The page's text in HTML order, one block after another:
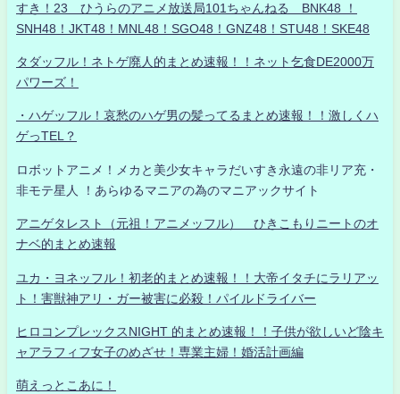
すき！23 ひうらのアニメ放送局101ちゃんねる BNK48 ！
SNH48！JKT48！MNL48！SGO48！GNZ48！STU48！SKE48
タダッフル！ネトゲ廃人的まとめ速報！！ネット乞食DE2000万
パワーズ！
・ハゲッフル！哀愁のハゲ男の髪ってるまとめ速報！！激しくハ
ゲっTEL？
ロボットアニメ！メカと美少女キャラだいすき永遠の非リア充・
非モテ星人 ！あらゆるマニアの為のマニアックサイト
アニゲタレスト（元祖！アニメッフル） ひきこもりニートのオ
ナベ的まとめ速報
ユカ・ヨネッフル！初老的まとめ速報！！大帝イタチにラリアッ
ト！害獣神アリ・ガー被害に必殺！パイルドライバー
ヒロコンプレックスNIGHT 的まとめ速報！！子供が欲しいど陰キ
ャアラフィフ女子のめざせ！専業主婦！婚活計画編
萌えっとこあに！